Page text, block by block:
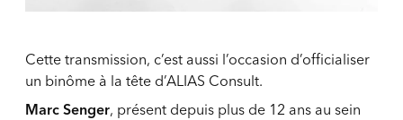
Cette transmission, c’est aussi l’occasion d’officialiser
un binôme à la tête d’ALIAS Consult.
Marc Senger, présent depuis plus de 12 ans au sein